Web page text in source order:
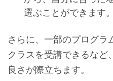
選ぶことができます。
さらに、一部のプログラ
クラスを受講できるな
良さが際立ちます。